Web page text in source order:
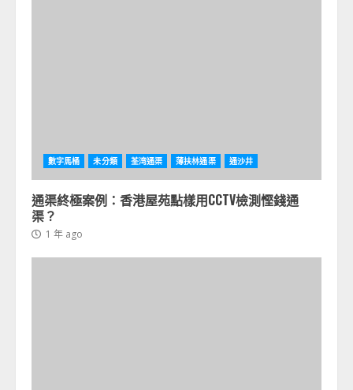
數字馬桶 未分類 荃湾通渠 薄扶林通渠 通沙井
通渠終極案例：香港屋苑點樣用CCTV檢測慳錢通
渠？
1 年 ago